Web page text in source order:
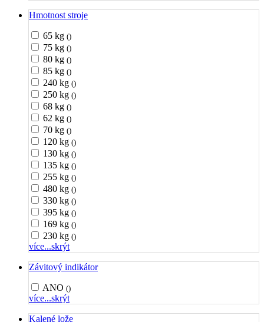
Hmotnost stroje
65 kg ()
75 kg ()
80 kg ()
85 kg ()
240 kg ()
250 kg ()
68 kg ()
62 kg ()
70 kg ()
120 kg ()
130 kg ()
135 kg ()
255 kg ()
480 kg ()
330 kg ()
395 kg ()
169 kg ()
230 kg ()
více...skrýt
Závitový indikátor
ANO ()
více...skrýt
Kalené lože